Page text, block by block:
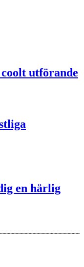
utförande
en härlig